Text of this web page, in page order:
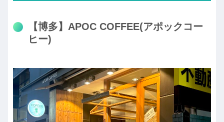
【博多】APOC COFFEE(アポックコー
ヒー)